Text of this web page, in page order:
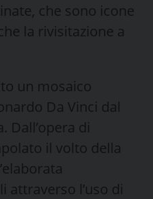
che sono icone
la rivisitazione a
un mosaico
Da Vinci dal
Dall’opera di
il volto della
attraverso l’uso di